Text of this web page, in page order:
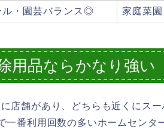
ル・園芸バランス◎ 家庭菜
用品ならかなり強い
店舗があり、どちらも近くにス
一番利用回数の多いホームセンタ